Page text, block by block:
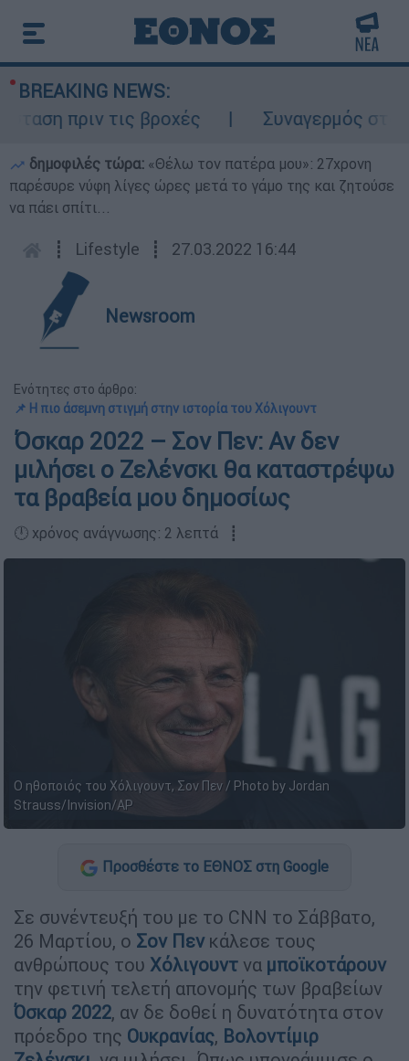
BREAKING NEWS:
πριν τις βροχές
Συναγερμός στον
δημοφιλές τώρα: «Θέλω τον πατέρα μου»: 27χρονη
παρέσυρε νύφη λίγες ώρες μετά το γάμο της και ζητούσε
να πάει σπίτι...
┋ Lifestyle ┋ 27.03.2022 16:44
Newsroom
Ενότητες στο άρθρο:
📌 Η πιο άσεμνη στιγμή στην ιστορία του Χόλιγουντ
Όσκαρ 2022 – Σον Πεν: Αν δεν
μιλήσει ο Ζελένσκι θα καταστρέψω
τα βραβεία μου δημοσίως
🕛 χρόνος ανάγνωσης: 2 λεπτά ┋
Ο ηθοποιός του Χόλιγουντ, Σον Πεν / Photo by Jordan
Strauss/Invision/AP
Προσθέστε το ΕΘΝΟΣ στη Google
Σε συνέντευξή του με το CNN το Σάββατο,
26 Μαρτίου, ο Σον Πεν κάλεσε τους
ανθρώπους του Χόλιγουντ να μποϊκοτάρουν
την φετινή τελετή απονομής των βραβείων
Όσκαρ 2022, αν δε δοθεί η δυνατότητα στον
πρόεδρο της Ουκρανίας, Βολοντίμιρ